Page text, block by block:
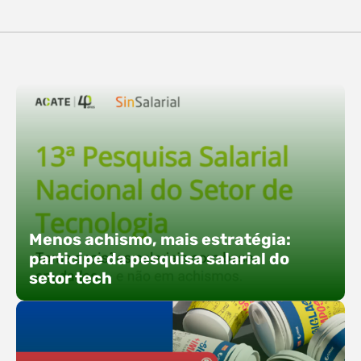
O Polo ACATE-ACIRS confirma presença na
direta: transformar o espaço em um ponto ativo
de conexões e oportunidades. Ao lado do polo, 13
empresas associadas integram o espaço tech,
que estará conectado a um dos palcos
alternativos do evento. A presença conjunta
fortalece o ecossistema e amplia…
Menos achismo, mais estratégia:
participe da pesquisa salarial do
setor tech